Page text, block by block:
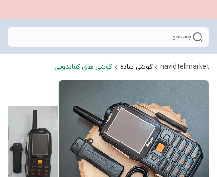
جستجو
navidtellmarket گوشی ساده گوشی های کماندویی